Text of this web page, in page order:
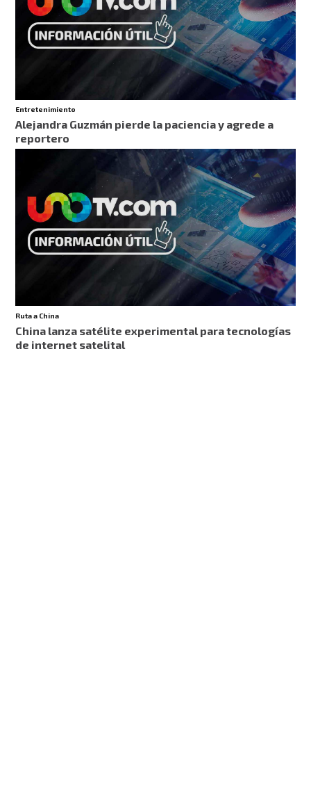
Entretenimiento
Alejandra Guzmán pierde la paciencia y agrede a
reportero
Ruta a China
China lanza satélite experimental para tecnologías
de internet satelital